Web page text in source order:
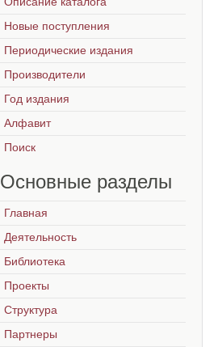
Новые поступления
Периодические издания
Производители
Год издания
Алфавит
Поиск
Основные разделы
Главная
Деятельность
Библиотека
Проекты
Структура
Партнеры